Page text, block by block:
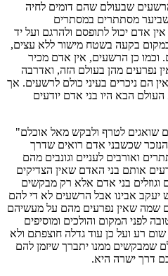
שבעולם שהם דומים לחיה
מסתתרים במסתרים
אדם יכול לתופסם ולהרגם ועל יד
בקעה בשטח מישור ללא עצים,
וכמו כן הרשעים, אין אדם מכיר
מהן בעולם הזה, ואדרבה
הם ניכרים בעיני כולם לרשעים. אך
הבא היו בני אדם יודעים
שואגים לטרף ולבקש מאל אוכלם"
שכשבני אדם רואים שדרך
ואורבים לעניים וגונבים מהם
אותם בני האדם שאין הצדיקים
וגוזלים בני אדם אלא רק מבקשים
יעקב אבינו אבל הרשעים לא די להם
שמה שאין נפרעים מהם על מעשיהם
לפני המקום והולכים ומוסיפים
רע ועל כן עוד גדלה חוצפתם ולא
שמבקשים ממנו יתברך שיזמן להם
דרך ישרה היא.